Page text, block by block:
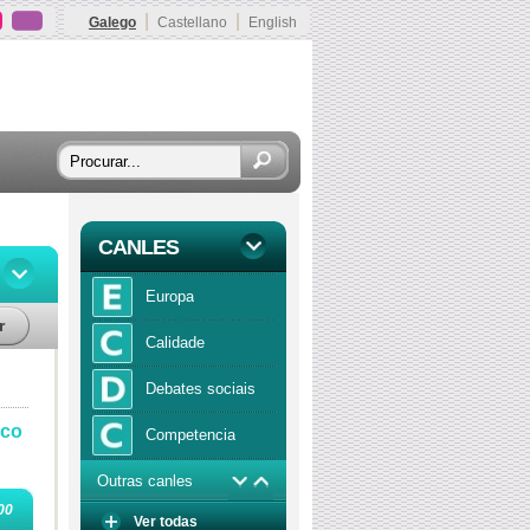
Galego Castellano English
CANLES
Europa
Calidade
Debates sociais
Competencia
Economía
Outras canles
Ver todas